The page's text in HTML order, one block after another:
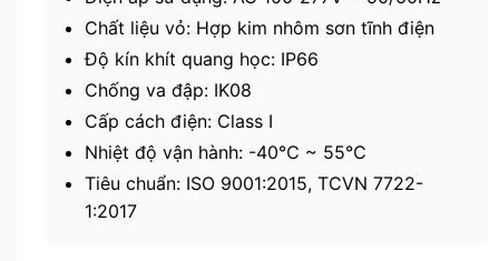
Chất liệu vỏ: Hợp kim nhôm sơn tĩnh điện
Độ kín khít quang học: IP66
Chống va đập: IK08
Cấp cách điện: Class I
Nhiệt độ vận hành: -40℃ ~ 55℃
Tiêu chuẩn: ISO 9001:2015, TCVN 7722-
1:2017